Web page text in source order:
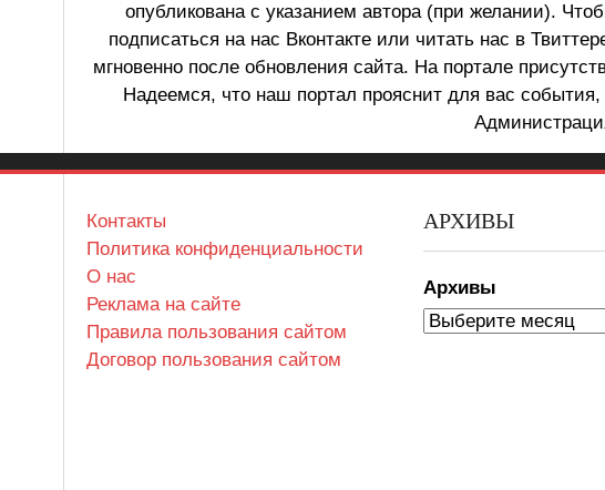
опубликована с указанием автора (при желании).
подписаться на нас Вконтакте или читать нас в
мгновенно после обновления сайта. На портале
Надеемся, что наш портал прояснит для вас
Контакты
Политика конфиденциальности
О нас
Реклама на сайте
Правила пользования сайтом
Договор пользования сайтом
АРХИВЫ
Архивы